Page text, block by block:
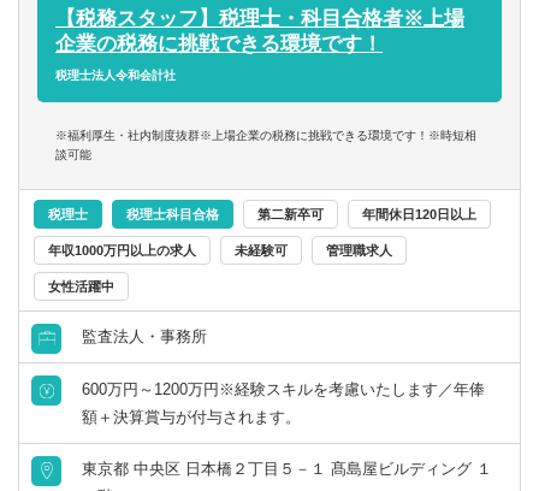
等）
【得られる経験や知識】
■上場企業・大企業の高度な税務スキル
■クライアントを一貫して担当する経験
■領域ごとでクライアントを区切らないため、税務の専門家
■長期的なキャリア形成
【税務スタッフ】税理士・科目合格者※上場
企業の税務に挑戦できる環境です！
税理士法人令和会計社
※福利厚生・社内制度抜群※上場企業の税務に挑戦できる環境です！※時短相
談可能
税理士 税理士科目合格 第二新卒可 年間休日120日以上
年収1000万円以上の求人 未経験可 管理職求人
女性活躍中
監査法人・事務所
600万円～1200万円※経験スキルを考慮いたします／年俸
額＋決算賞与が付与されます。
東京都 中央区 日本橋２丁目５－１ 髙島屋ビルディング １
税理士
税理士科目合格
日商簿記検定1級
日商簿記検定2級
日商簿記検定3級
会計事務所・税理士法人
コンサルティングファーム
事業会社
金融機関
北海道・東北
北海道
岩手県 宮城県
秋田県
福島県
関東
茨城県 栃木県
コンサルタント／監査法人／士業関連
すべて選択する
戦略・業務・会計コンサルタント
経営・戦略コンサルタント
財務・会計・税務コンサルタント
人事・組織コンサルタント
その他（コンサルタント）